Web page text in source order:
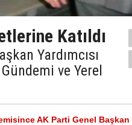
Katıldı
Yardımcısı
ve Yerel
AK Parti Genel Başkan